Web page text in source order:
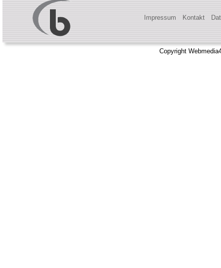
Impressum Kontakt
Copyright